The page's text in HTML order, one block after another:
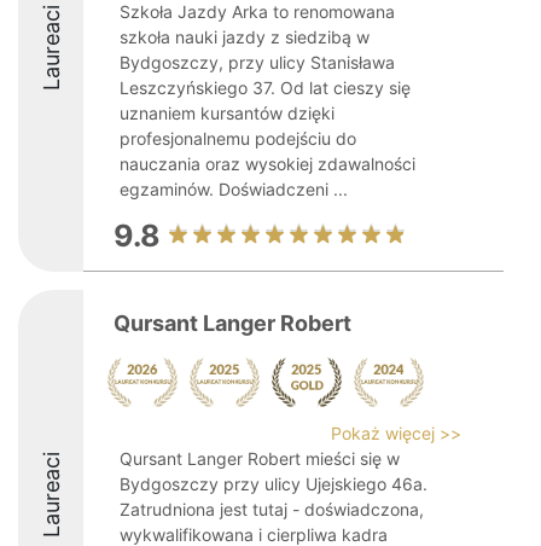
Laureaci
Szkoła Jazdy Arka to renomowana
szkoła nauki jazdy z siedzibą w
Bydgoszczy, przy ulicy Stanisława
Leszczyńskiego 37. Od lat cieszy się
uznaniem kursantów dzięki
profesjonalnemu podejściu do
nauczania oraz wysokiej zdawalności
egzaminów. Doświadczeni ...
9.8
Laureaci
Qursant Langer Robert
Pokaż więcej >>
Qursant Langer Robert mieści się w
Bydgoszczy przy ulicy Ujejskiego 46a.
Zatrudniona jest tutaj - doświadczona,
wykwalifikowana i cierpliwa kadra